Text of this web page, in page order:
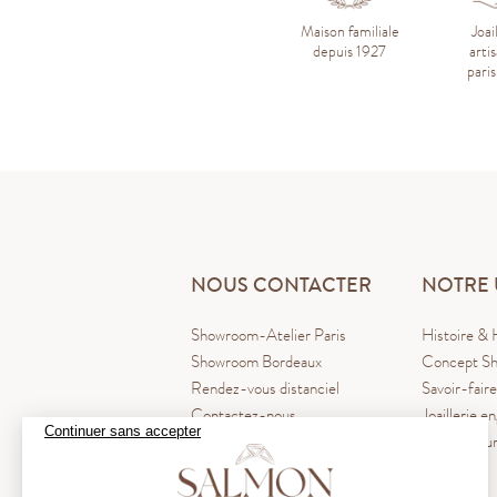
Continuer sans accepter
Maison familiale
depuis 1927
NOUS CONTACTER
Showroom-Atelier Paris
Showroom Bordeaux
Rendez-vous distanciel
Contactez-nous
NOTRE
Histoire &
Concept
Savoir-
Joaillerie
Blog La